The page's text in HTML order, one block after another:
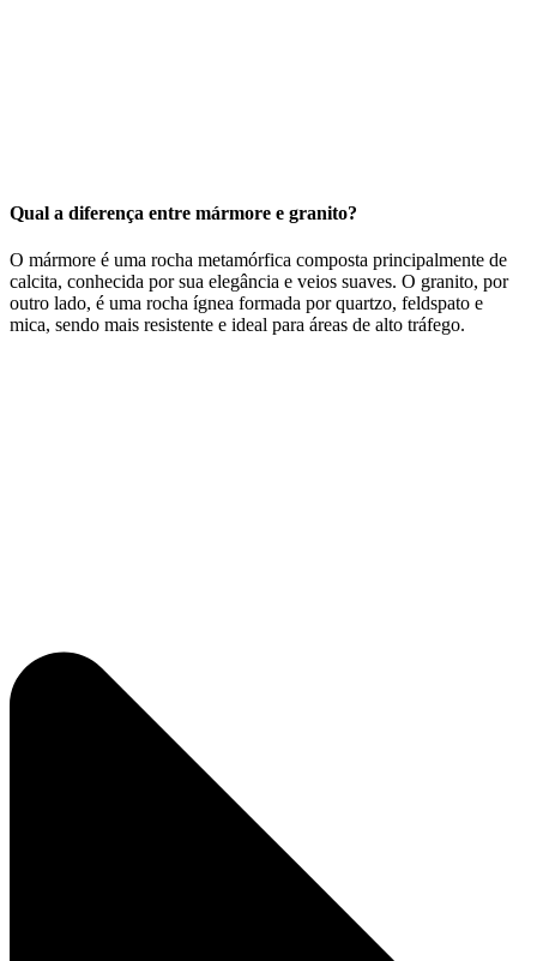
Qual a diferença entre mármore e granito?
O mármore é uma rocha metamórfica composta principalmente de
calcita, conhecida por sua elegância e veios suaves. O granito, por
outro lado, é uma rocha ígnea formada por quartzo, feldspato e
mica, sendo mais resistente e ideal para áreas de alto tráfego.